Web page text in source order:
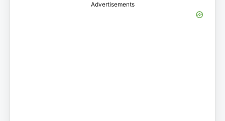
Advertisements